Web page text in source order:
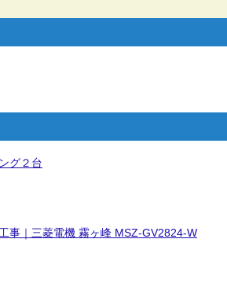
グ２台
事｜三菱電機 霧ヶ峰 MSZ-GV2824-W